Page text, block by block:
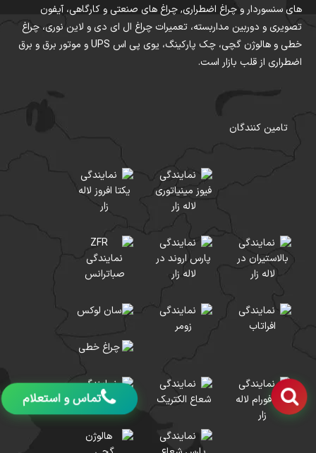
جهت دریافت انواع فروش و نصب دوربین مداربسته دوربین‌‌های مداربسته
Closed-Circuit Television CCTV دسته ای از دوربین‌ها هستند با شماره
های 09368875600 09368875600 تماس بگیرید .
انواع فروش و نصب دوربین
مداربسته دوربین‌‌های
مداربسته Closed-Circuit
از دوربین‌ها هستند شامل
چه محصولاتی است؟
دوربین‌‌های مداربسته Closed-Circuit Television CCTV دسته ای از
دوربین‌ها هستند
های سنسوردار و چراغ اضطراری, چراغ های صنعتی و کارگاهی، آیفون
تصویری و دوربین مداربسته، تعمیرات چراغ ال ای دی و لاین نوری، چراغ
خطی و هالوژن گچی، چک پارکینگ، یوی پی اس UPS و موتور برق و برق
اضطراری از قلب بازار است.
تامین کنندگان
تماس و استعلام